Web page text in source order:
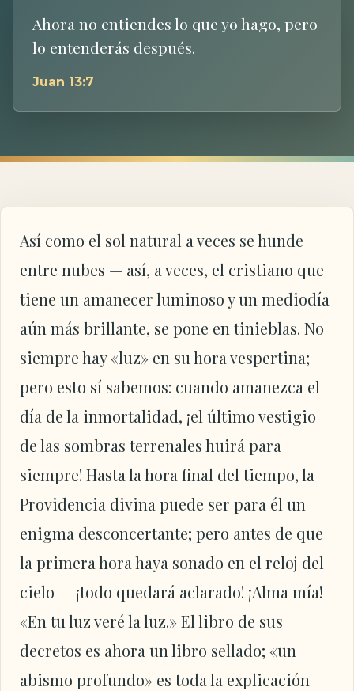
Ahora no entiendes lo que yo hago, pero
lo entenderás después.
Juan 13:7
Así como el sol natural a veces se hunde
entre nubes — así, a veces, el cristiano que
tiene un amanecer luminoso y un mediodía
aún más brillante, se pone en tinieblas. No
siempre hay «luz» en su hora vespertina;
pero esto sí sabemos: cuando amanezca el
día de la inmortalidad, ¡el último vestigio
de las sombras terrenales huirá para
siempre! Hasta la hora final del tiempo, la
Providencia divina puede ser para él un
enigma desconcertante; pero antes de que
la primera hora haya sonado en el reloj del
cielo — ¡todo quedará aclarado! ¡Alma mía!
«En tu luz veré la luz.» El libro de sus
decretos es ahora un libro sellado; «un
abismo profundo» es toda la explicación